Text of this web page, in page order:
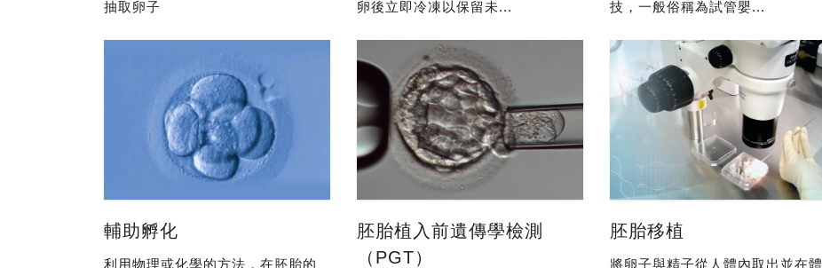
抽取卵子
卵後立即冷凍以保留未...
技，一般俗稱為試管嬰...
輔助孵化
利用物理或化學的方法，在胚胎的
胚胎植入前遺傳學檢測
（PGT）
胚胎移植
將卵子與精子從人體內取出並在體